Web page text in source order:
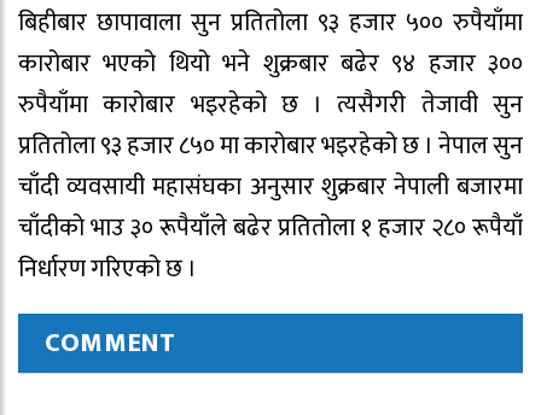
बिहीबार छापावाला सुन प्रतितोला ९३ हजार ५०० रुपैयाँमा
कारोबार भएको थियो भने शुक्रबार बढेर ९४ हजार ३००
रुपैयाँमा कारोबार भइरहेको छ । त्यसैगरी तेजावी सुन
प्रतितोला ९३ हजार ८५० मा कारोबार भइरहेको छ । नेपाल सुन
चाँदी व्यवसायी महासंघका अनुसार शुक्रबार नेपाली बजारमा
चाँदीको भाउ ३० रूपैयाँले बढेर प्रतितोला १ हजार २८० रूपैयाँ
निर्धारण गरिएको छ ।
COMMENT